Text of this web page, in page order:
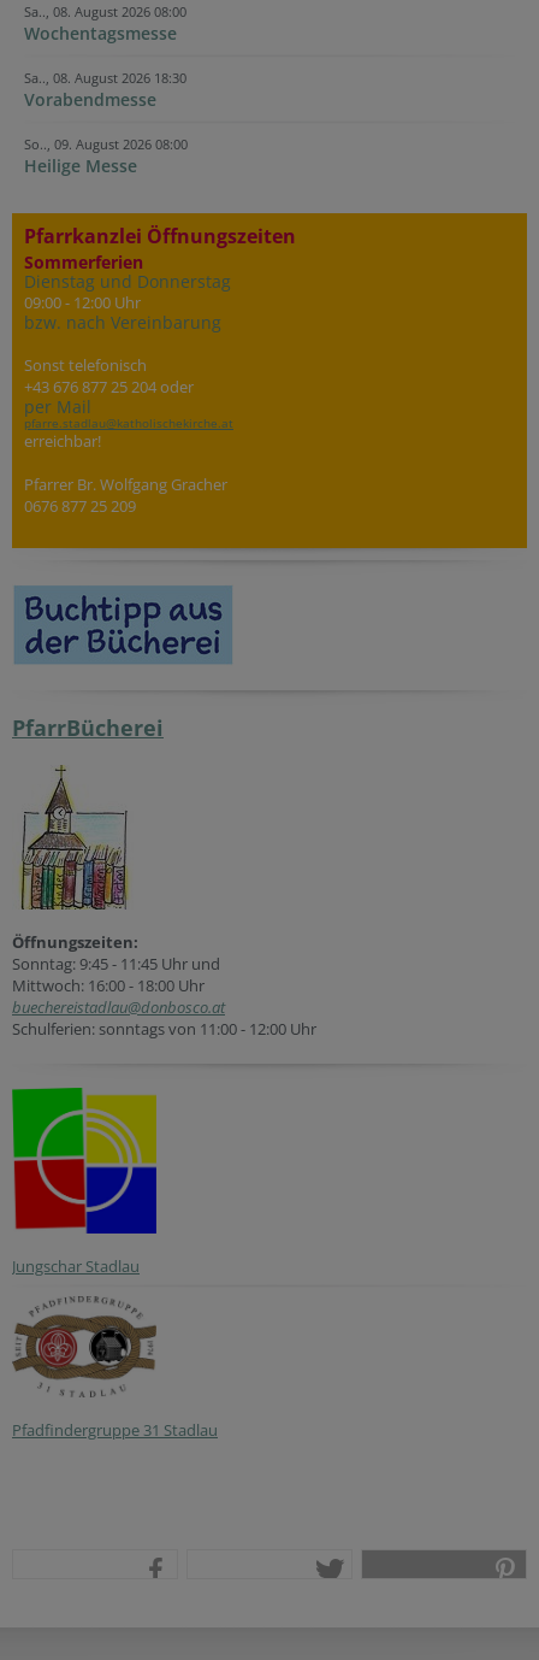
Sa.., 08. August 2026 08:00
Wochentagsmesse
Sa.., 08. August 2026 18:30
Vorabendmesse
So.., 09. August 2026 08:00
Heilige Messe
Pfarrkanzlei Öffnungszeiten
Sommerferien
Dienstag und Donnerstag
09:00 - 12:00 Uhr
bzw. nach Vereinbarung
Sonst telefonisch
+43 676 877 25 204 oder
per Mail
pfarre.stadlau@katholischekirche.at
erreichbar!
Pfarrer Br. Wolfgang Gracher
0676 877 25 209
PfarrBücherei
Öffnungszeiten:
Sonntag: 9:45 - 11:45 Uhr und
Mittwoch: 16:00 - 18:00 Uhr
buechereistadlau@donbosco.at
Schulferien: sonntags von 11:00 - 12:00 Uhr
Jungschar Stadlau
Pfadfindergruppe 31 Stadlau